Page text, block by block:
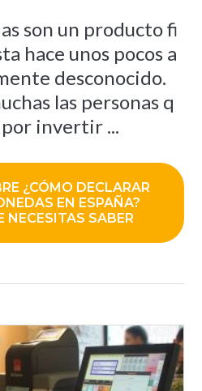
son un producto fi
hace unos pocos a
desconocido.
las personas q
invertir ...
¿CÓMO DECLARAR
EN ESPAÑA?
NECESITAS SABER